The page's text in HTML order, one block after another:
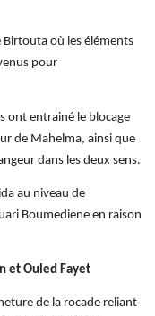
où les éléments
pour
ont entrainé le blocage
de Mahelma, ainsi que
dans les deux sens.
au niveau de
Boumediene en raison
et Ouled Fayet
de la rocade reliant